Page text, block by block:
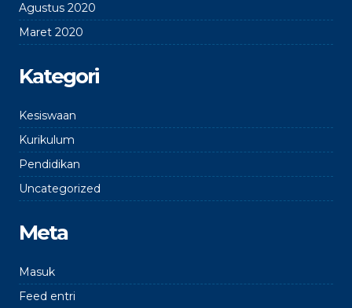
Agustus 2020
Maret 2020
Kategori
Kesiswaan
Kurikulum
Pendidikan
Uncategorized
Meta
Masuk
Feed entri